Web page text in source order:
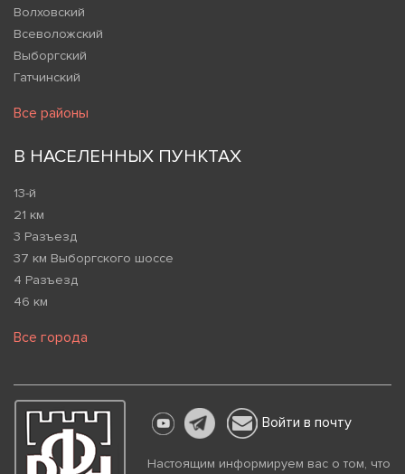
Волховский
Всеволожский
Выборгский
Гатчинский
Все районы
В НАСЕЛЕННЫХ ПУНКТАХ
13-й
21 км
3 Разъезд
37 км Выборгского шоссе
4 Разъезд
46 км
Все города
Войти в почту
Настоящим информируем вас о том, что